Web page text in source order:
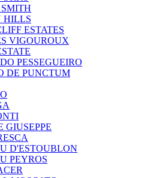
HILLS
ESTATES
VIGOUROUX
PESSEGUEIRO
DE PUNCTUM
GIUSEPPE
D'ESTOUBLON
PEYROS